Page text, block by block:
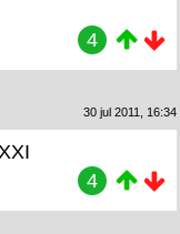
4
30 jul 2011, 16:34
4